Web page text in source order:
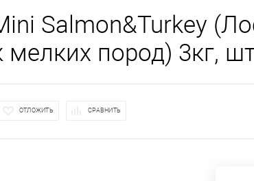
Salmon&Turkey
мелких пород) 3кг,
ОТЛОЖИТЬ СРАВНИТЬ